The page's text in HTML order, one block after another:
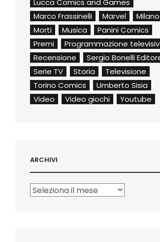
Lucca Comics and Games
Marco Frassinelli
Marvel
Milano
Morti
Musica
Panini Comics
Premi
Programmazione
Recensione
Sergio Bonelli
Serie TV
Storia
Televisione
Torino Comics
Umberto Sisia
Video
Video giochi Youtube
ARCHIVI
Archivi